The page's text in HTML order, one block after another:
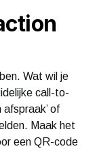
Wat wil je
call-to-
afspraak’ of
Maak het
een QR-code